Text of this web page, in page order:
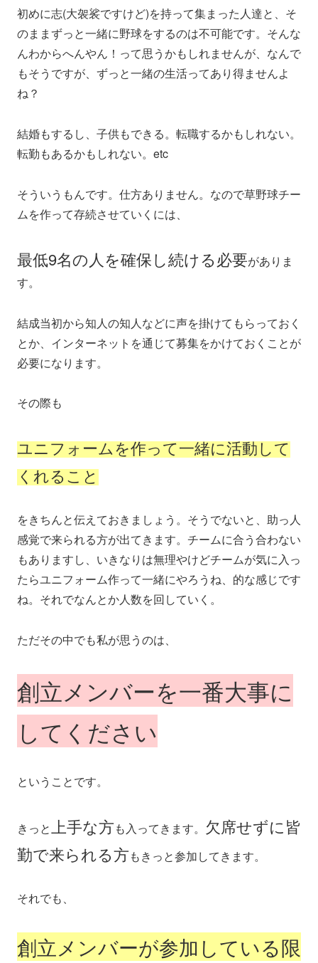
初めに志(大袈裟ですけど)を持って集まった人達と、そ
のままずっと一緒に野球をするのは不可能です。そんな
んわからへんやん！って思うかもしれませんが、なんで
もそうですが、ずっと一緒の生活ってあり得ませんよ
ね？
結婚もするし、子供もできる。転職するかもしれない。
転勤もあるかもしれない。etc
そういうもんです。仕方ありません。なので草野球チー
ムを作って存続させていくには、
最低9名の人を確保し続ける必要がありま
す。
結成当初から知人の知人などに声を掛けてもらっておく
とか、インターネットを通じて募集をかけておくことが
必要になります。
その際も
ユニフォームを作って一緒に活動して
くれること
をきちんと伝えておきましょう。そうでないと、助っ人
感覚で来られる方が出てきます。チームに合う合わない
もありますし、いきなりは無理やけどチームが気に入っ
たらユニフォーム作って一緒にやろうね、的な感じです
ね。それでなんとか人数を回していく。
ただその中でも私が思うのは、
創立メンバーを一番大事に
してください
ということです。
きっと 上手な方も入ってきます。 欠席せずに皆
勤で来られる方もきっと参加してきます。
それでも、
創立メンバーが参加している限